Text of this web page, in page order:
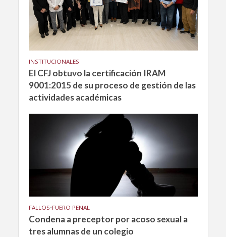
INSTITUCIONALES
El CFJ obtuvo la certificación IRAM
9001:2015 de su proceso de gestión de las
actividades académicas
FALLOS•FUERO PENAL
Condena a preceptor por acoso sexual a
tres alumnas de un colegio